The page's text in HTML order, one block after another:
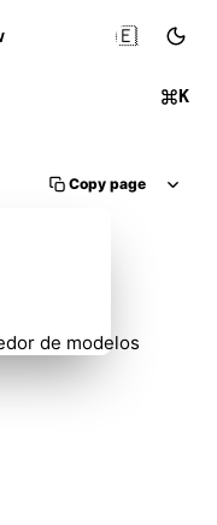
K
🇪🇸
Copy page
de modelos